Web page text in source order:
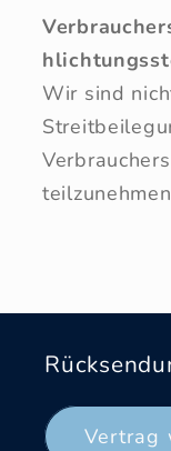
Wir sind
Vertrag